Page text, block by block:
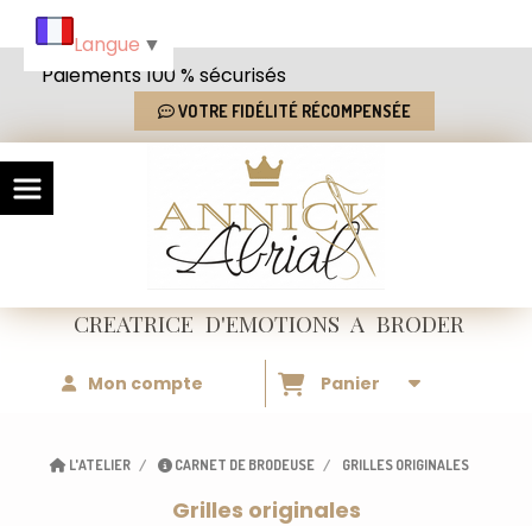
Paiements 100 % sécurisés
VOTRE FIDÉLITÉ RÉCOMPENSÉE
CREATRICED'EMOTIONSA BRODER
Mon compte Panier
L'ATELIER CARNET DE BRODEUSE GRILLES ORIGINALES
Grilles originales
Langue ▼